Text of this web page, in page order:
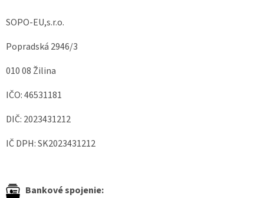
SOPO-EU,s.r.o.
Popradská 2946/3
010 08 Žilina
IČO: 46531181
DIČ: 2023431212
IČ DPH: SK2023431212
Bankové spojenie: